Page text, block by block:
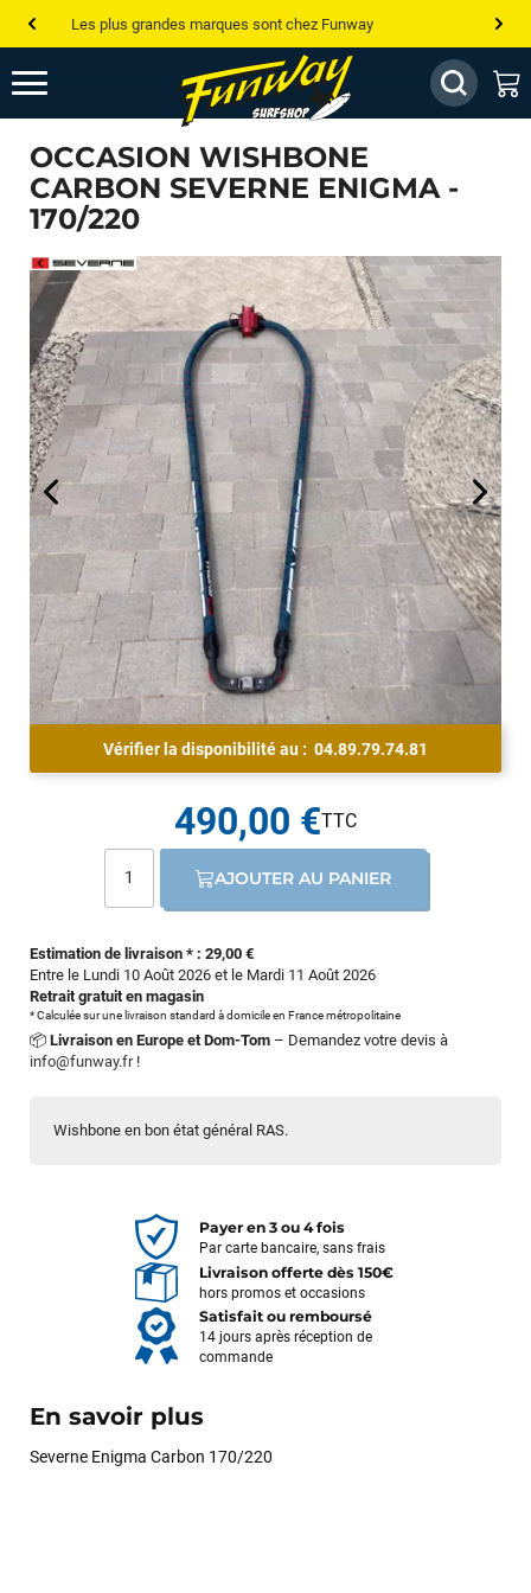
Les plus grandes marques sont chez Funway
Jusqu’à -75% de remise sur le windsurf, wingfoil, etc...
💰 Meilleur prix garanti — Moins cher ailleurs ? On s’aligne !
Besoin de conseils de pro ? Appelle nous !
OCCASION WISHBONE
CARBON SEVERNE ENIGMA -
170/220
Wishbone en bon état général RAS.
Vérifier la disponibilité au : 04.89.79.74.81
Estimation de livraison * : 29,00 €
Entre le Lundi 10 Août 2026 et le Mardi 11 Août 2026
Retrait gratuit en magasin
* Calculée sur une livraison standard à domicile en France métropolitaine
📦 Livraison en Europe et Dom-Tom – Demandez votre devis à
info@funway.fr!
490,00 €
AJOUTER AU PANIER
Payer en 3 ou 4 fois
Par carte bancaire, sans frais
Livraison offerte dès 150€
hors promos et occasions
Satisfait ou remboursé
14 jours après réception de
commande
En savoir plus
Severne Enigma Carbon 170/220